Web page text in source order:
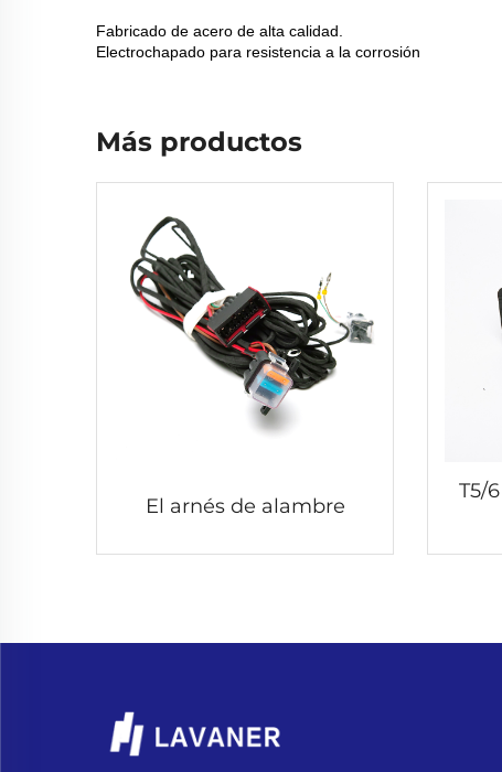
Fabricado de acero de alta calidad.
Electrochapado para resistencia a la corrosión
Más productos
El arnés de alambre
T5/